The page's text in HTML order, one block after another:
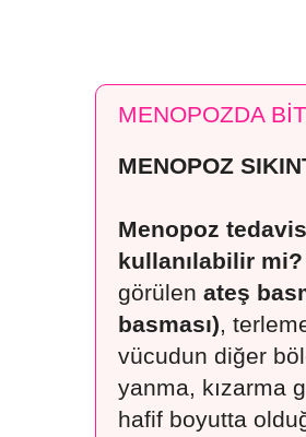
MENOPOZDA
MENOPOZ
Menopoz
kullanılabilir mi?
görülen ateş
basması),
vücudun diğer
yanma, kızarma
hafif boyutta